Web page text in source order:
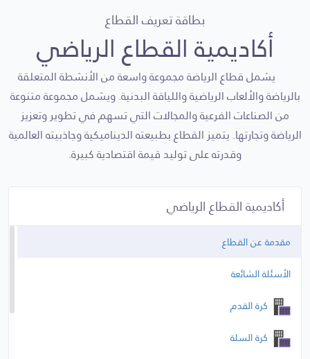
بطاقة تعريف القطاع
أكاديمية القطاع الرياضي
يشمل قطاع الرياضة مجموعة واسعة من الأنشطة المتعلقة
بالرياضة والألعاب الرياضية واللياقة البدنية. ويشمل مجموعة متنوعة
من الصناعات الفرعية والمجالات التي تسهم في تطوير وتعزيز
الرياضة وتجارتها. يتميز القطاع بطبيعته الديناميكية وجاذبيته العالمية
وقدرته على توليد قيمة اقتصادية كبيرة.
أكاديمية القطاع الرياضي
مقدمة عن القطاع
الأسئلة الشائعة
كرة القدم
كرة السلة